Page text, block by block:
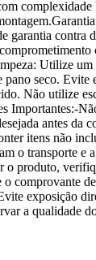
garantia contra
Utilize
pano seco. Evite
Não utilize
Importantes:-
antes da
itens não
o transporte e
o produto,
o comprovante
exposição
a qualidade